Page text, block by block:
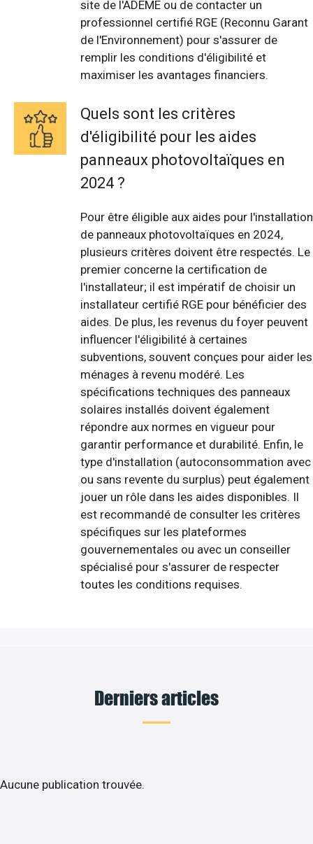
site de l'ADEME ou de contacter un
professionnel certifié RGE (Reconnu Garant
de l'Environnement) pour s'assurer de
remplir les conditions d'éligibilité et
maximiser les avantages financiers.
Quels sont les critères
d'éligibilité pour les aides
panneaux photovoltaïques en
2024 ?
Pour être éligible aux aides pour l'installation
de panneaux photovoltaïques en 2024,
plusieurs critères doivent être respectés. Le
premier concerne la certification de
l'installateur; il est impératif de choisir un
installateur certifié RGE pour bénéficier des
aides. De plus, les revenus du foyer peuvent
influencer l'éligibilité à certaines
subventions, souvent conçues pour aider les
ménages à revenu modéré. Les
spécifications techniques des panneaux
solaires installés doivent également
répondre aux normes en vigueur pour
garantir performance et durabilité. Enfin, le
type d'installation (autoconsommation avec
ou sans revente du surplus) peut également
jouer un rôle dans les aides disponibles. Il
est recommandé de consulter les critères
spécifiques sur les plateformes
gouvernementales ou avec un conseiller
spécialisé pour s'assurer de respecter
toutes les conditions requises.
Derniers articles
Aucune publication trouvée.